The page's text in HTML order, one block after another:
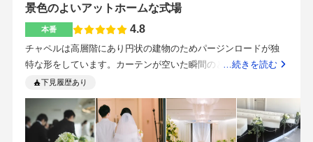
よう。近くでコンサートがある日に結婚式が被ると混雑がかな
り大変かも、、
っていいです。新幹線直結の駅が最寄りなのでアクセスは抜群
に良いです。ホテルから見える景色は絶景です！本当に本当に
最高でした！ここが一番のポイントです。星5つでは足りませ
ん！担当してくださったプランナーさんのお名前を出せないの
が残念なくらい、説明もわかりやすく丁寧で、圧も全く感じ
素敵で、しかし堅苦しくなく心地よい距離感で接してください
ました。話し方も丁寧で上手な方でしたので、気持ちよく話を
ース肉のローストビーフ温野菜添え西洋わさびを添えたファン
タジアなグレイビーソースシェフのカッティングパフォーマン
ニーパン2種コーヒーdrinkmenu＜スパークリングワイン＞ディ
ービー・ファミリーセレクション・ブリュット・キュヴェ（オ
ーストラリア）＜赤ワイン）レ・メリディエンヌヴァントウー
（フランスローヌ地方）＜白ワイン＞レ・メリディエンタヴォ
ークリューズ（フランスローヌ地方）＜ウイスキーほか＞ウイ
スキー国産ビール日本酒焼酎（麦芋）オレンジジュースウーロ
景色のよいアットホームな式場
本番 4.8
チャペルは高層階にあり円状の建物のためパージンロードが独
特な形をしています。カーテンが空いた瞬間のとても景色が良
いです。披露宴は40名以下の場合、チャペルのひとつ上の高層
階会場で行うことができます。35名でちょうど良い大きさでし
た。衣装と装花が見積もりより値上がりましたが予想の範囲内
でした。ペーパーアイテムを持ち込みしたためその分節約でき
…続きを読む
下見履歴あり